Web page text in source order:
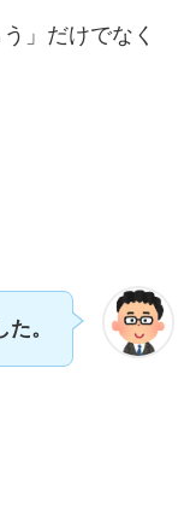
」だけでなく
。